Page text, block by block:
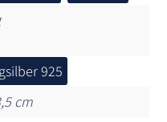
925
cm